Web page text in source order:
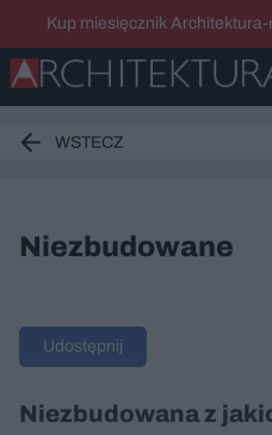
Kup miesięcznik
WSTECZ
Niezbudowane
Udostępnij
Niezbudowana z